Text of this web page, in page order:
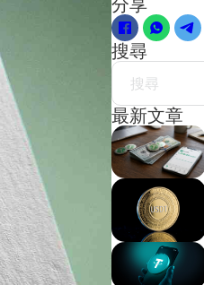
分享
搜尋
Search
最新文章